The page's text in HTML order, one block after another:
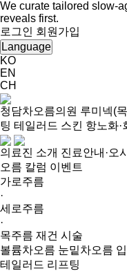
We curate tailored slow-
reveals first.
로그인 회원가입
Language
KO
EN
CH
청담차오름의원 루미넥(
팅 테일러드 스킨 항노화·
의료진 소개 진료안내·오
오름 칼럼 이벤트
가로주름
·
세로주름
·
목주름 재건 시술
볼륨차오름 눈밑차오름
테일러드 리프팅